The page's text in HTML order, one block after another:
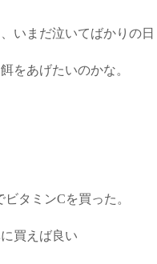
いまだ泣いてばかりの
をあげたいのかな。
タミンCを買った。
買えば良い